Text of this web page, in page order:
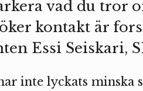
vad du tror
kontakt är
Essi Seiskari,
inte lyckats minska